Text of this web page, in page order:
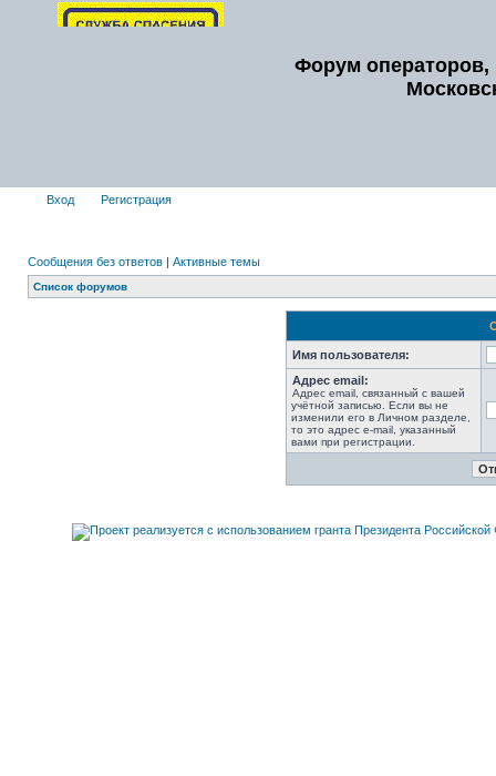
Форум операторов,
Вход Регистрация
Сообщения без ответов | Активные темы
Список форумов
Имя пользователя:
Адрес email:
Адрес email, связанный с вашей
учётной записью. Если вы не
изменили его в Личном разделе,
то это адрес e-mail, указанный
вами при регистрации.